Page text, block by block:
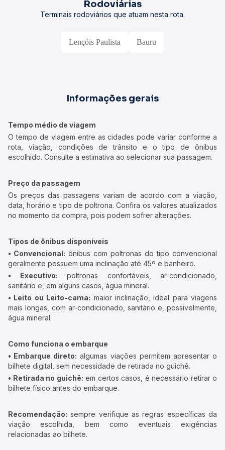
Rodoviárias
Terminais rodoviários que atuam nesta rota.
Lençóis Paulista Bauru
Informações gerais
Tempo médio de viagem
O tempo de viagem entre as cidades pode variar conforme a
rota, viação, condições de trânsito e o tipo de ônibus
escolhido. Consulte a estimativa ao selecionar sua passagem.
Preço da passagem
Os preços das passagens variam de acordo com a viação,
data, horário e tipo de poltrona. Confira os valores atualizados
no momento da compra, pois podem sofrer alterações.
Tipos de ônibus disponíveis
• Convencional: ônibus com poltronas do tipo convencional
geralmente possuem uma inclinação até 45º e banheiro.
• Executivo: poltronas confortáveis, ar-condicionado,
sanitário e, em alguns casos, água mineral.
• Leito ou Leito-cama: maior inclinação, ideal para viagens
mais longas, com ar-condicionado, sanitário e, possivelmente,
água mineral.
Como funciona o embarque
• Embarque direto: algumas viações permitem apresentar o
bilhete digital, sem necessidade de retirada no guichê.
• Retirada no guichê: em certos casos, é necessário retirar o
bilhete físico antes do embarque.
Recomendação: sempre verifique as regras específicas da
viação escolhida, bem como eventuais exigências
relacionadas ao bilhete.